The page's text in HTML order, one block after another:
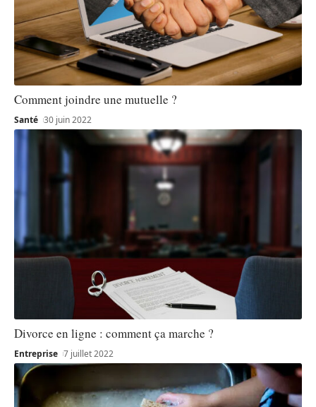
Comment joindre une mutuelle ?
Santé 30 juin 2022
Divorce en ligne : comment ça marche ?
Entreprise 7 juillet 2022